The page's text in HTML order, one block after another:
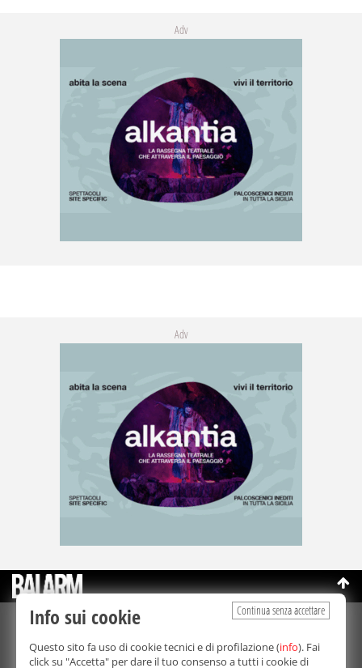
Adv
Adv
©Copyright 2003-2026
Bmedia Srl
- P.IVA 07064240828
La riproduzione totale o parziale di tutti i contenuti, in qualunque
Continua senza accettare
Info sui cookie
Questo sito fa uso di cookie tecnici e di profilazione (info). Fai
click su "Accetta" per dare il tuo consenso a tutti i cookie di